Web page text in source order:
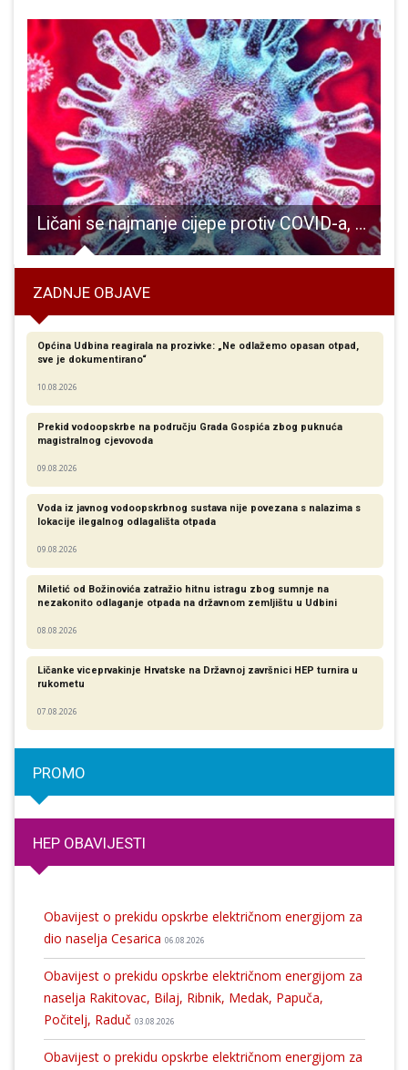
Ličani se najmanje cijepe protiv COVID-a, posljedica je vidljiva, raste broj novooboljelih
ZADNJE OBJAVE
Općina Udbina reagirala na prozivke: „Ne odlažemo opasan otpad,
sve je dokumentirano“
10.08.2026
Prekid vodoopskrbe na području Grada Gospića zbog puknuća
magistralnog cjevovoda
09.08.2026
Voda iz javnog vodoopskrbnog sustava nije povezana s nalazima s
lokacije ilegalnog odlagališta otpada
09.08.2026
Miletić od Božinovića zatražio hitnu istragu zbog sumnje na
nezakonito odlaganje otpada na državnom zemljištu u Udbini
08.08.2026
Ličanke viceprvakinje Hrvatske na Državnoj završnici HEP turnira u
rukometu
07.08.2026
PROMO
HEP OBAVIJESTI
Obavijest o prekidu opskrbe električnom energijom za
dio naselja Cesarica 06.08.2026
Obavijest o prekidu opskrbe električnom energijom za
naselja Rakitovac, Bilaj, Ribnik, Medak, Papuča,
Počitelj, Raduč 03.08.2026
Obavijest o prekidu opskrbe električnom energijom za